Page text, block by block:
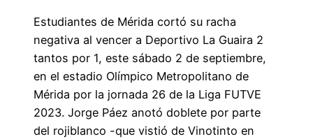
Estudiantes de Mérida cortó su racha
negativa al vencer a Deportivo La Guaira 2
tantos por 1, este sábado 2 de septiembre,
en el estadio Olímpico Metropolitano de
Mérida por la jornada 26 de la Liga FUTVE
2023. Jorge Páez anotó doblete por parte
del rojiblanco -que vistió de Vinotinto en